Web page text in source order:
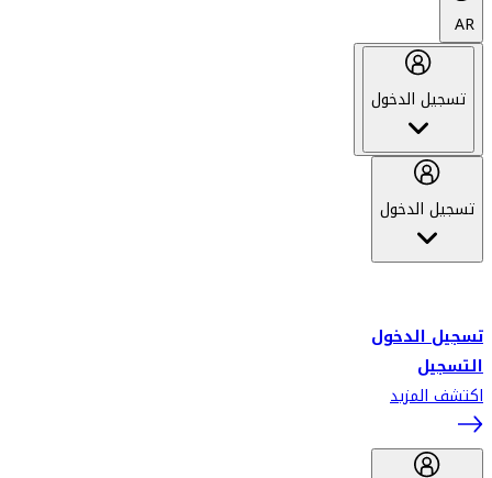
AR
تسجيل الدخول
تسجيل الدخول
تسجيل الدخول
التسجيل
اكتشف المزيد